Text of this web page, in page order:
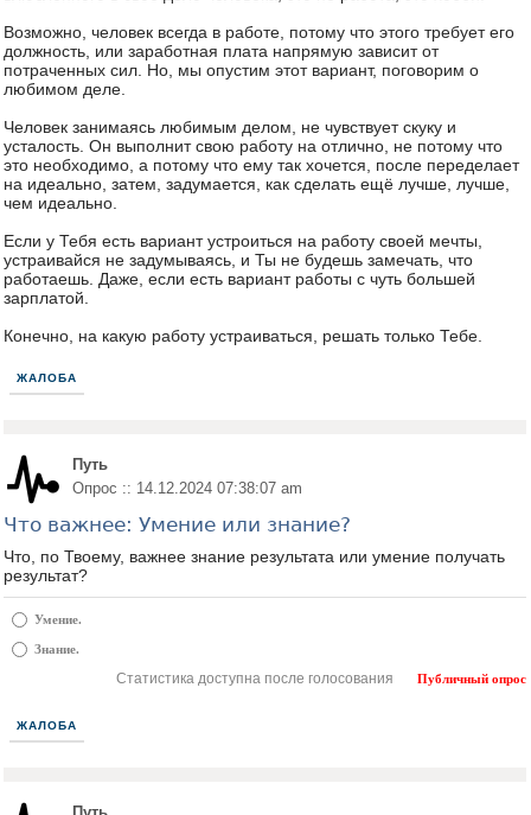
Возможно, человек всегда в работе, потому что этого требует его
должность, или заработная плата напрямую зависит от
потраченных сил. Но, мы опустим этот вариант, поговорим о
любимом деле.
Человек занимаясь любимым делом, не чувствует скуку и
усталость. Он выполнит свою работу на отлично, не потому что
это необходимо, а потому что ему так хочется, после переделает
на идеально, затем, задумается, как сделать ещё лучше, лучше,
чем идеально.
Если у Тебя есть вариант устроиться на работу своей мечты,
устраивайся не задумываясь, и Ты не будешь замечать, что
работаешь. Даже, если есть вариант работы с чуть большей
зарплатой.
Конечно, на какую работу устраиваться, решать только Тебе.
ЖАЛОБА
Путь
Опрос :: 14.12.2024 07:38:07 am
Что важнее: Умение или знание?
Что, по Твоему, важнее знание результата или умение получать
результат?
Умение.
Знание.
Статистика доступна после голосования Публичный опрос
ЖАЛОБА